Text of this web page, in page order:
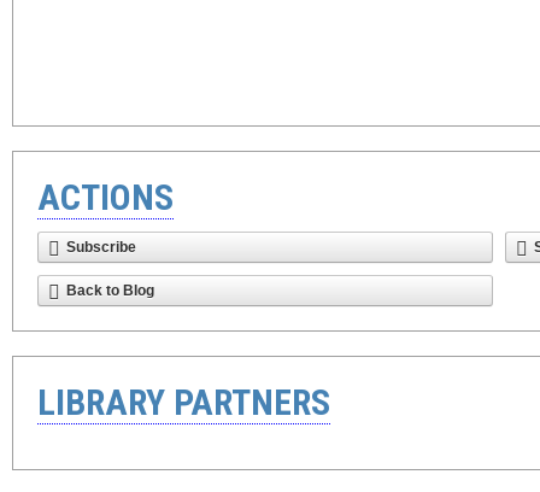
ACTIONS
Subscribe
Back to Blog
LIBRARY PARTNERS